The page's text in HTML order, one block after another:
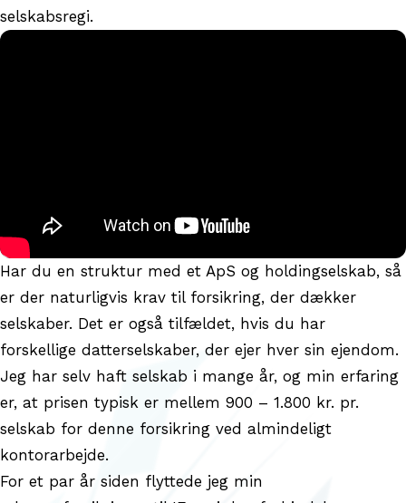
selskabsregi.
Har du en struktur med et ApS og holdingselskab, så
er der naturligvis krav til forsikring, der dækker
selskaber. Det er også tilfældet, hvis du har
forskellige datterselskaber, der ejer hver sin ejendom.
Jeg har selv haft selskab i mange år, og min erfaring
er, at prisen typisk er mellem 900 – 1.800 kr. pr.
selskab for denne forsikring ved almindeligt
kontorarbejde.
For et par år siden flyttede jeg min